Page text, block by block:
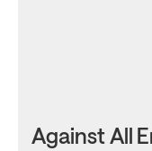
Against All